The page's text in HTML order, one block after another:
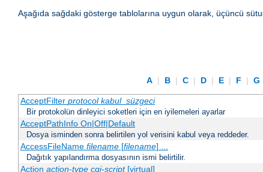
Aşağıda sağdaki gösterge tablolarına uygun olarak, üçüncü
A | B | C | D | E | F | G
AcceptFilter protocol kabul_süzgeci
Bir protokolün dinleyici soketleri için en iyilemeleri ayarlar
AcceptPathInfo On|Off|Default
Dosya isminden sonra belirtilen yol verisini kabul veya reddeder.
AccessFileName filename[filename] ...
Dağıtık yapılandırma dosyasının ismi belirtilir.
Action action-type cgi-script[virtual]